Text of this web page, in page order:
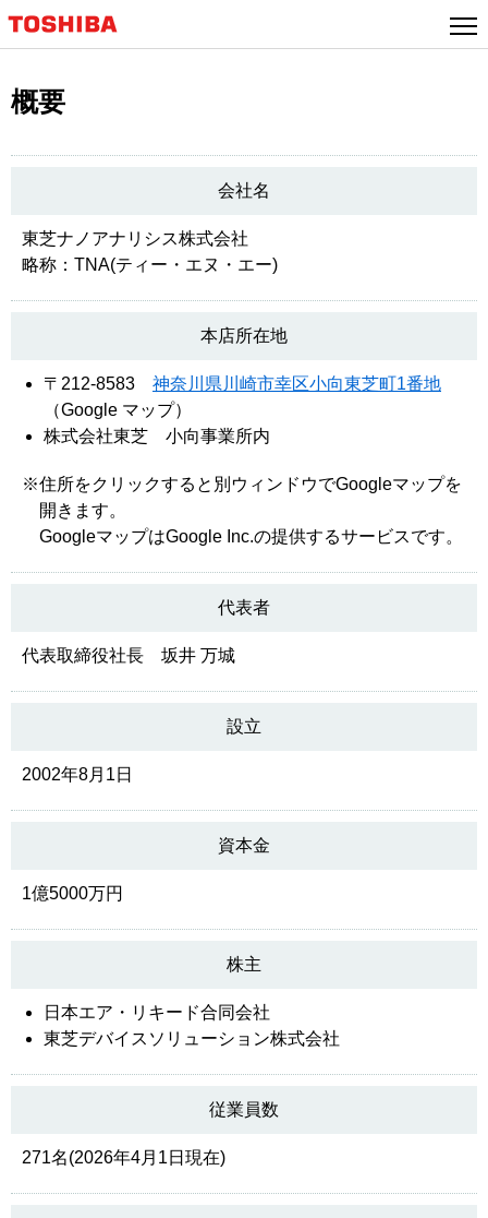
概要
会社名
東芝ナノアナリシス株式会社
略称：TNA(ティー・エヌ・エー)
本店所在地
〒212-8583 神奈川県川崎市幸区小向東芝町1番地
（Google マップ）
株式会社東芝 小向事業所内
※住所をクリックすると別ウィンドウでGoogleマップを
開きます。
GoogleマップはGoogle Inc.の提供するサービスです。
代表者
代表取締役社長 坂井 万城
設立
2002年8月1日
資本金
1億5000万円
株主
日本エア・リキード合同会社
東芝デバイスソリューション株式会社
従業員数
271名(2026年4月1日現在)